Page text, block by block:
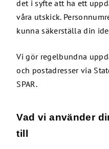
det i syfte att ha ett
våra utskick.
kunna säkerställa din
Vi gör regelbundna
och postadresser via
SPAR.
Vad vi använder
till